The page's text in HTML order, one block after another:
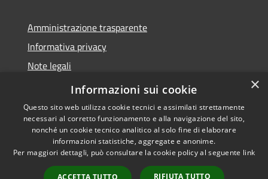
Amministrazione trasparente
Informativa privacy
Note legali
Dichiarazione di accessibilità
Accessibilità
Copyright © 2026 • Comune di
Moglia • Powered by
Municipium• Accesso
×
Informazioni sui cookie
Questo sito web utilizza cookie tecnici e assimilati strettamente
necessari al corretto funzionamento e alla navigazione del sito,
nonché un cookie tecnico analitico al solo fine di elaborare
informazioni statistiche, aggregate e anonime.
Per maggiori dettagli, può consultare la cookie policy al seguente link
ACCETTA TUTTO RIFIUTA TUTTO